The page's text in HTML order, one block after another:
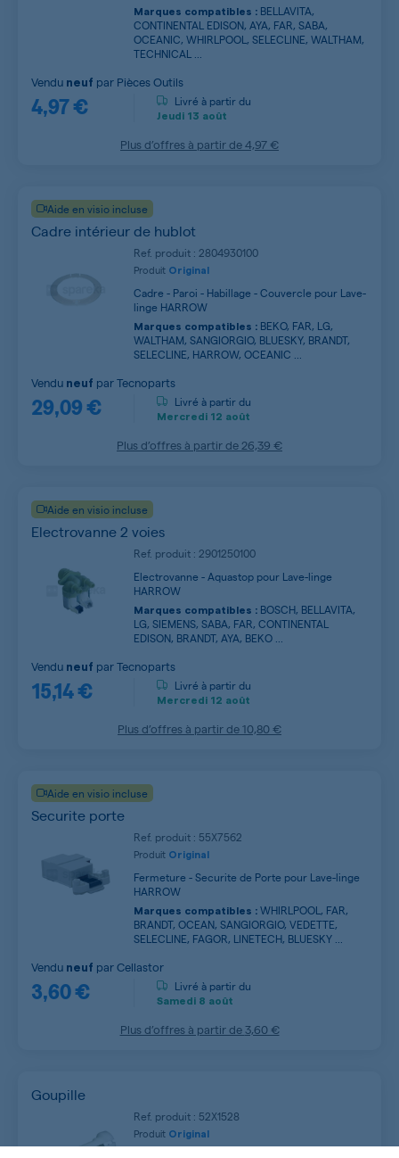
Marques compatibles : BELLAVITA,
CONTINENTAL EDISON, AYA, FAR, SABA,
OCEANIC, WHIRLPOOL, SELECLINE, WALTHAM,
TECHNICAL ...
4,97 €
Vendu neuf par Pièces Outils
Livré à partir du
Jeudi 13 août
Plus d’offres à partir de4,97 €
Aide en visio incluse
Cadre intérieur de hublot
Ref. produit : 2804930100
Produit Original
Cadre - Paroi - Habillage - Couvercle pour Lave-
linge HARROW
Marques compatibles : BEKO, FAR, LG,
WALTHAM, SANGIORGIO, BLUESKY, BRANDT,
SELECLINE, HARROW, OCEANIC ...
29,09 €
Vendu neuf parTecnoparts
Livré à partir du
Mercredi 12 août
Plus d’offres à partir de 26,39 €
Aide en visio incluse
Electrovanne 2 voies
Ref. produit : 2901250100
Electrovanne - Aquastop pour Lave-linge
HARROW
Marques compatibles : BOSCH, BELLAVITA,
LG, SIEMENS, SABA, FAR, CONTINENTAL
EDISON, BRANDT, AYA, BEKO ...
15,14 €
Vendu neuf parTecnoparts
Livré à partir du
Mercredi 12 août
Plus d’offres à partir de10,80 €
Aide en visio incluse
Securite porte
Ref. produit : 55X7562
Produit Original
Fermeture - Securite de Porte pour Lave-linge
HARROW
Marques compatibles : WHIRLPOOL, FAR,
BRANDT, OCEAN, SANGIORGIO, VEDETTE,
SELECLINE, FAGOR, LINETECH, BLUESKY ...
3,60 €
Vendu neuf parCellastor
Livré à partir du
Samedi 8 août
Plus d’offres à partir de 3,60 €
Goupille
Ref. produit : 52X1528
Produit Original